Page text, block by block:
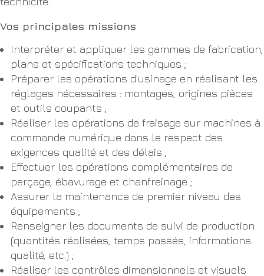
Vos principales missions
Interpréter et appliquer les gammes de fabrication,
plans et spécifications techniques ;
Préparer les opérations d’usinage en réalisant les
réglages nécessaires : montages, origines pièces
et outils coupants ;
Réaliser les opérations de fraisage sur machines à
commande numérique dans le respect des
exigences qualité et des délais ;
Effectuer les opérations complémentaires de
perçage, ébavurage et chanfreinage ;
Assurer la maintenance de premier niveau des
équipements ;
Renseigner les documents de suivi de production
(quantités réalisées, temps passés, informations
qualité, etc.) ;
Réaliser les contrôles dimensionnels et visuels